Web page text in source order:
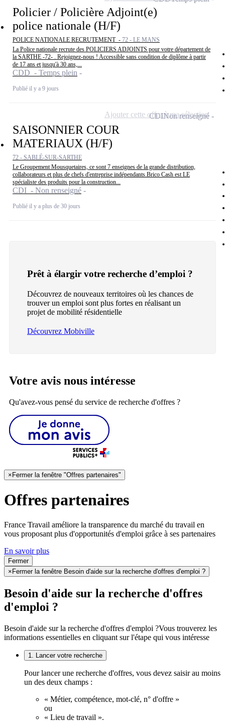
Policier / Policière Adjoint(e)
police nationale (H/F)
POLICE NATIONALE RECRUTEMENT - 72 - LE MANS
La Police nationale recrute des POLICIERS ADJOINTS pour votre département de
la SARTHE -72- . Rejoignez-nous ! Accessible sans condition de diplôme à partir
de 17 ans et jusqu'à 30 ans,...
CDD - Temps plein
Publié il y a 9 jours
SAISONNIER COUR
MATERIAUX (H/F)
72 - SABLÉ-SUR-SARTHE
Le Groupement Mousquetaires, ce sont 7 enseignes de la grande distribution,
collaborateurs et plus de chefs d'entreprise indépendants.Brico Cash est LE
spécialiste des produits pour la construction...
CDI - Non renseigné
Publié il y a plus de 30 jours
CDINon renseigné
Ajouter cette offre à ma sélection
Prêt à élargir votre recherche d’emploi ?
Découvrez de nouveaux territoires où les chances de
trouver un emploi sont plus fortes en réalisant un
projet de mobilité résidentielle
Découvrez Mobiville
Votre avis nous intéresse
Qu'avez-vous pensé du service de recherche d'offres ?
× Fermer la fenêtre "Offres partenaires"
Offres partenaires
France Travail améliore la transparence du marché du travail en
vous proposant plus d'opportunités d'emploi grâce à ses partenaires
En savoir plus
Fermer
× Fermer la fenêtre Besoin d'aide sur la recherche d'offres d'emploi ?
Besoin d'aide sur la recherche d'offres
d'emploi ?
Besoin d'aide sur la recherche d'offres d'emploi ?Vous trouverez les
informations essentielles en cliquant sur l'étape qui vous intéresse
1. Lancer votre recherche
Pour lancer une recherche d'offres, vous devez saisir au moins
un des deux champs :
« Métier, compétence, mot-clé, n° d'offre »
ou
« Lieu de travail ».